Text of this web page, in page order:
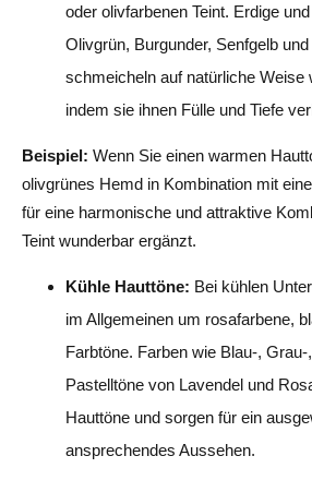
oder olivfarbenen Teint. Erdige
Olivgrün, Burgunder, Senfgelb
schmeicheln auf natürliche Weise
indem sie ihnen Fülle und Tiefe
Beispiel: Wenn Sie einen warmen
olivgrünes Hemd in Kombination mit
für eine harmonische und attraktive
Teint wunderbar ergänzt.
Kühle Hauttöne: Bei kühlen
im Allgemeinen um rosafarbene,
Farbtöne. Farben wie Blau-,
Pastelltöne von Lavendel und
Hauttöne und sorgen für ein
ansprechendes Aussehen.